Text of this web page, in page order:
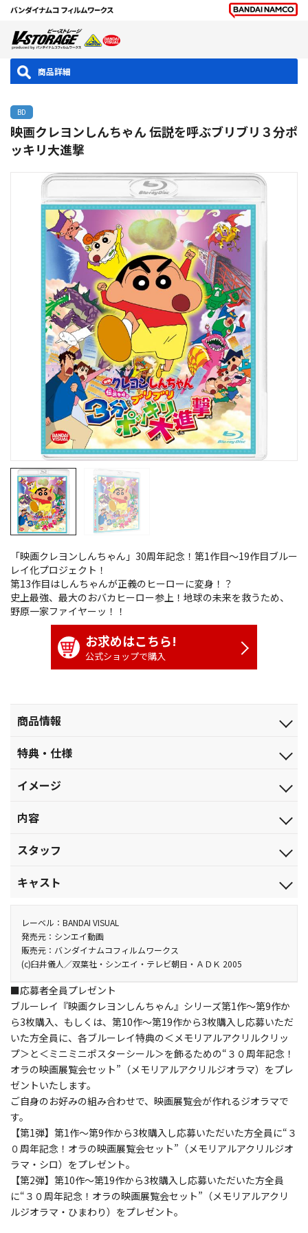
商品詳細
BD
映画クレヨンしんちゃん 伝説を呼ぶブリブリ３分ポ
ッキリ大進撃
「映画クレヨンしんちゃん」30周年記念！第1作目～19作目ブルー
レイ化プロジェクト！
第13作目はしんちゃんが正義のヒーローに変身！？
史上最強、最大のおバカヒーロー参上！地球の未来を救うため、
野原一家ファイヤーッ！！
お求めはこちら!
公式ショップで購入
商品情報
2023.8.30
ジャンル
劇場公開アニメ
品番
BCXA-1798
税込価格(10%)
￥5,280
税抜価格
カラー／確／97分／（本編93分＋特典映像4分）／ﾄﾞﾙﾋﾞｰ
TrueHD(5.1ch)･ﾘﾆｱPCM(ｻﾗｳﾝﾄﾞ･一部ｽﾃﾚｵ)／AVC／BD50G／
16:9<1080p High Definition>／日本語字幕付（ON・OFF可能）
特典・仕様
解説書（８Ｐ）
映像特典
ノンテロップオープニング（ねんどアニメ）、映画特報、予告
イメージ
地球の未来を守るため、オラは正義のヒーローなる！
内容
野原家の前に突如現れた時空調整員「ミライマン」。
さないと現実に怪獣が現れることになる！」
球防衛という大役を一任してしまう。ミライマンの力で変身を果
たして難なく怪獣を倒す野原一家。そんな世界に浸り始め、変身
できることに夢中になっていく。
そんな世界に夢中になっていくにつれ、ひろしとみさえはヒー
ロー気取りで自分達が世界を守っている、という気持ちになってい
く。だが、どんどんと強い怪獣が後から後から現れ、だんだんと
現実世界が危なくなっていく。そこで、遂にしんのすけが立ち上が
る。
このままじゃだめだゾ。“ひまに女子大生になってもらって素敵
なおにーさまって友達に紹介してもらう”ために、オラがんばる
ゾ！
理由はともあれ、しんちゃんが地球の未来、そして家族の未来
を守るために宇宙最強の敵を相手に戦いを挑む！
製作年度：2005
スタッフ
ウユージ・きむらひでふみ／絵コンテ：ムトウユージ・榎本明
森孝敏・針金屋英郎・間々田益男／キャラクターデザイン：原 勝
徳／怪獣デザイン：末吉裕一郎／美術監督：川口正明・古賀 徹／
色彩設計：野中幸子／撮影監督：梅田俊之／ねんどアニメ：石田
卓也／音楽：若草 恵・荒川敏行・澤口和彦・ＣＨＩＫＡ／録音監
督：大熊 昭／編集：岡安 肇／主題歌：「Ｃｒａｙｏｎ Ｂｅａｔ
ｓ」歌：AI／制作：シンエイ動画・テレビ朝日・ＡＤＫ・双葉社
／配給：東宝 他
キャスト
治／ひまわり：こおろぎさとみ／シロ：真柴摩利／ネネちゃん：
林 玉緒／マサオくん：一龍斎貞友／風間くん：真柴摩利／ボーち
ゃん：佐藤智恵／園長先生：納谷六朗／よしなが先生：高田由美
／隣のおばさん：鈴木れい子／アクション仮面：玄田哲章／カン
タムロボ：大滝進矢／ミミ子：小桜エツ子（現：小桜エツコ）／
坂井真紀：坂井真紀／部長：郷里大輔／プリティミサエス：福圓
美里／怪人カマキリン：大川 透／ＴＶアナウンサー：佐々木正洋
／ギター侍：波田陽区／ミライマン：村井国夫 他
レーベル：BANDAI VISUAL
発売元：シンエイ動画
販売元：バンダイナムコフィルムワークス
(c)臼井儀人／双葉社・シンエイ・テレビ朝日・ＡＤＫ 2005
■応募者全員プレゼント
ブルーレイ『映画クレヨンしんちゃん』シリーズ第1作～第9作か
ら3枚購入、もしくは、第10作～第19作から3枚購入し応募いただ
いた方全員に、各ブルーレイ特典の＜メモリアルアクリルクリッ
プ＞と＜ミニミニポスターシール＞を飾るための“３０周年記念！
オラの映画展覧会セット”（メモリアルアクリルジオラマ）をプレ
ゼントいたします。
ご自身のお好みの組み合わせで、映画展覧会が作れるジオラマで
す。
【第1弾】第1作～第9作から3枚購入し応募いただいた方全員に“３
０周年記念！オラの映画展覧会セット”（メモリアルアクリルジオ
ラマ・シロ）をプレゼント。
【第2弾】第10作～第19作から3枚購入し応募いただいた方全員
に“３０周年記念！オラの映画展覧会セット”（メモリアルアクリ
ルジオラマ・ひまわり）をプレゼント。